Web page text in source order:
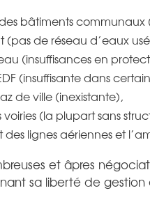
bâtiments
(pas de réseau d’eaux
(insuffisances en
(insuffisante dans
de ville (inexistante),
voiries (la plupart sans
des lignes aériennes et
et âpres
sa liberté de